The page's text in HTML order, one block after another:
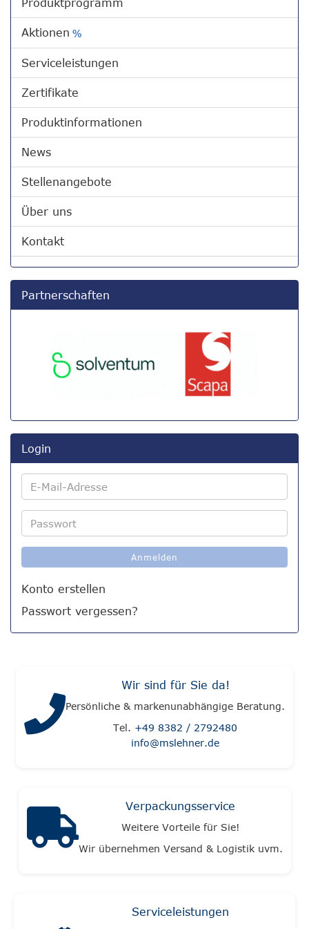
Produktprogramm
Aktionen %
Serviceleistungen
Zertifikate
Produktinformationen
News
Stellenangebote
Über uns
Kontakt
Partnerschaften
Login
E-
Mail-
Passwort
Anmelden
Konto erstellen
Passwort vergessen?
Wir sind für Sie da!
Persönliche & markenunabhängige Beratung.
Tel. +49 8382 / 2792480
info@mslehner.de
Verpackungsservice
Weitere Vorteile für Sie!
Wir übernehmen Versand & Logistik uvm.
Serviceleistungen